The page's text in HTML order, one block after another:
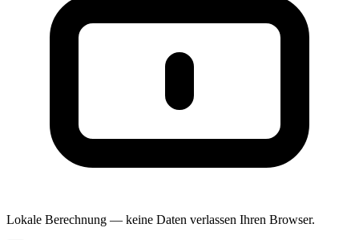
Lokale Berechnung — keine Daten verlassen Ihren Browser.